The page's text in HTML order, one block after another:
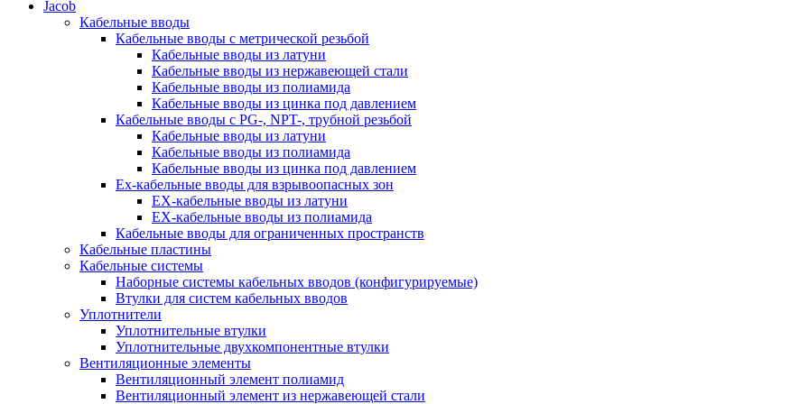
Jacob
Кабельные вводы
Кабельные вводы c метрической резьбой
Кабельные вводы из латуни
Кабельные вводы из нержавеющей стали
Кабельные вводы из полиамида
Кабельные вводы из цинка под давлением
Кабельные вводы c PG-, NPT-, трубной резьбой
Кабельные вводы из латуни
Кабельные вводы из полиамида
Кабельные вводы из цинка под давлением
Ex-кабельные вводы для взрывоопасных зон
EX-кабельные вводы из латуни
EX-кабельные вводы из полиамида
Кабельные вводы для ограниченных пространств
Кабельные пластины
Кабельные системы
Наборные системы кабельных вводов (конфигурируемые)
Втулки для систем кабельных вводов
Уплотнители
Уплотнительные втулки
Уплотнительные двухкомпонентные втулки
Вентиляционные элементы
Вентиляционный элемент полиамид
Вентиляционный элемент из нержавеющей стали